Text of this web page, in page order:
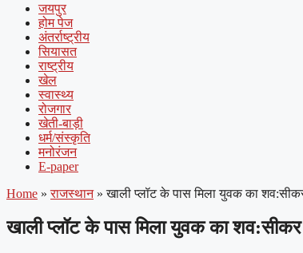
जयपुर
होम पेज
अंतर्राष्ट्रीय
सियासत
राष्ट्रीय
खेल
स्वास्थ्य
रोजगार
खेती-बाड़ी
धर्म/संस्कृति
मनोरंजन
E-paper
Home » राजस्थान » खाली प्लॉट के पास मिला युवक का
खाली प्लॉट के पास मिला युवक का